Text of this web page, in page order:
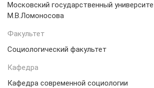
Московский государственный
М.В.Ломоносова
Факультет
Социологический факультет
Кафедра
Кафедра современной социологии